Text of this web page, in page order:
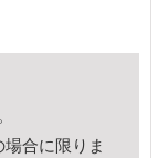
合に限りま